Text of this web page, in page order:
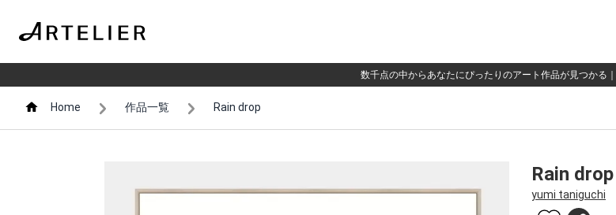
数千点の中からあなたにぴったりのアート作品が見つかる
Home 作品一覧 Rain drop
Rain drop
yumi taniguchi